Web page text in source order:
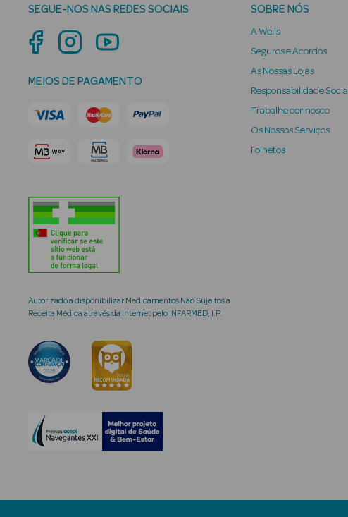
SEGUE-NOS NAS REDES SOCIAIS
MEIOS DE PAGAMENTO
Autorizado a disponibilizar Medicamentos Não Sujeitos a
Receita Médica através da Internet pelo INFARMED, I.P.
SOBRE NÓS
A Wells
Seguros e Acordos
As Nossas Lojas
Responsabilidade Social
Trabalhe connosco
Os Nossos Serviços
Folhetos